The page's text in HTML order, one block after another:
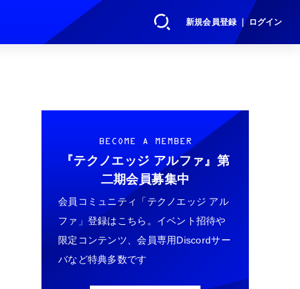
新規会員登録 ｜ ログイン
BECOME A MEMBER
『テクノエッジ アルファ』 第
二期会員募集中
会員コミュニティ「テクノエッジ アル
ファ」登録はこちら。イベント招待や
限定コンテンツ、会員専用Discordサー
バなど特典多数です